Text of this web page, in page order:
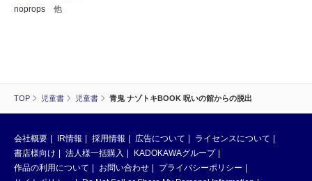
TOP 児童書 児童書 青鬼 ナゾトキBOOK 呪いの館からの脱出
noprops 他
会社概要 IR情報 採用情報 広告について
ライセンスについて
書店様向け
法人様一括購入
KADOKAWAグループ
作品の利用について
お問い合わせ
プライバシーポリシー